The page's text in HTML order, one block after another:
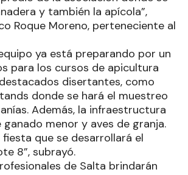
y también la apícola”,
Roque Moreno, perteneciente al
ya está preparando por un
para los cursos de apicultura
disertantes, como
donde se hará el muestreo
Además, la infraestructura
menor y aves de granja.
fiesta que se desarrollará el
8”, subrayó.
de Salta brindarán